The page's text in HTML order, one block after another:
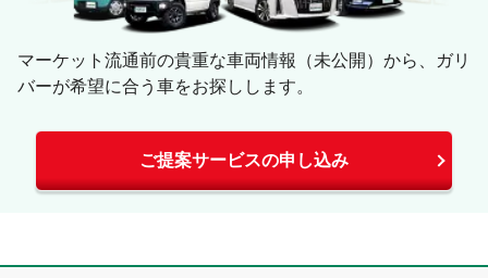
マーケット流通前の貴重な車両情報（未公開）から、ガリ
バーが希望に合う車をお探しします。
ご提案サービスの申し込み